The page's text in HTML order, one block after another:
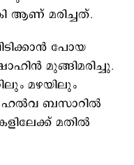
ആണ് മരിച്ചത്.
പോയ
മുങ്ങിമരിച്ചു.
മഴയിലും
ഹല്‍വ ബസാറില്‍
മതില്‍